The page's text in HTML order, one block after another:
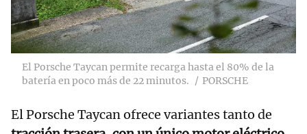
El Porsche Taycan permite recarga hasta el 80% de la
batería en poco más de 22 minutos.
PORSCHE
El Porsche Taycan ofrece variantes tanto de